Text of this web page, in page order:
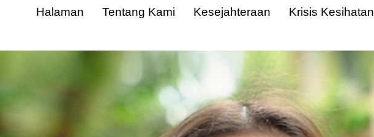
Halaman Tentang Kami Kesejahteraan Krisis Kesihatan